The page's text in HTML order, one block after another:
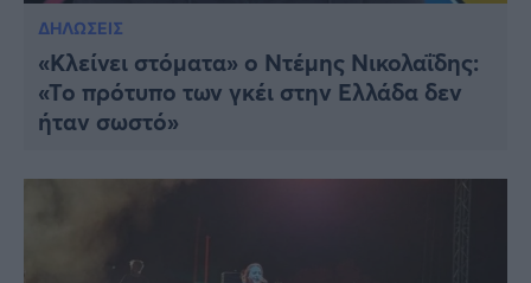
ΔΗΛΩΣΕΙΣ
«Κλείνει στόματα» ο Ντέμης Νικολαΐδης:
«Το πρότυπο των γκέι στην Ελλάδα δεν
ήταν σωστό»